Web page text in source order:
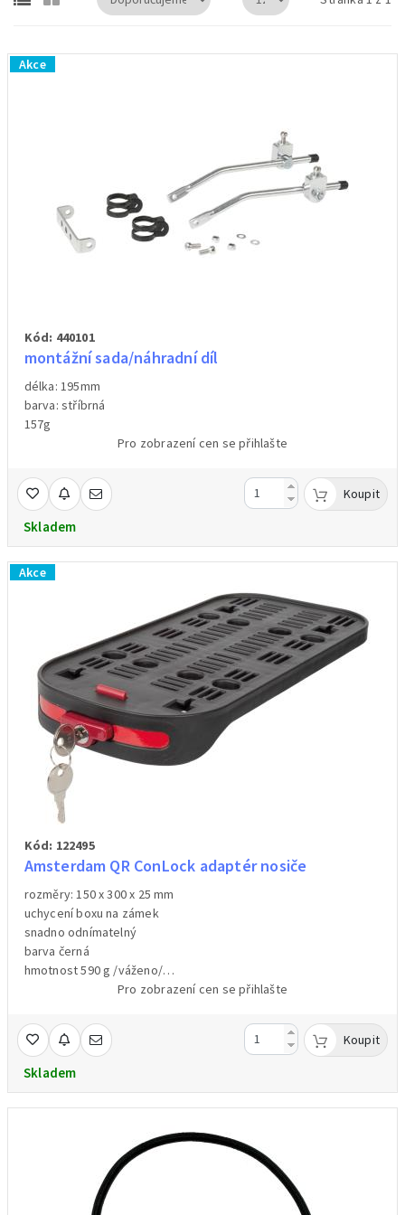
Akce
Kód: 440101
montážní sada/náhradní díl
délka: 195mm
barva: stříbrná
157g
Pro zobrazení cen se přihlašte
Skladem
Koupit
Akce
Kód: 122495
Amsterdam QR ConLock adaptér nosiče
rozměry: 150 x 300 x 25 mm
uchycení boxu na zámek
snadno odnímatelný
barva černá
hmotnost 590 g /váženo/
Pro zobrazení cen se přihlašte
Skladem
Koupit